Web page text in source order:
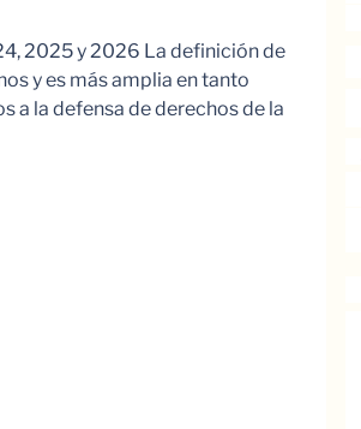
2025 y 2026 La definición de
y es más amplia en tanto
a la defensa de derechos de la